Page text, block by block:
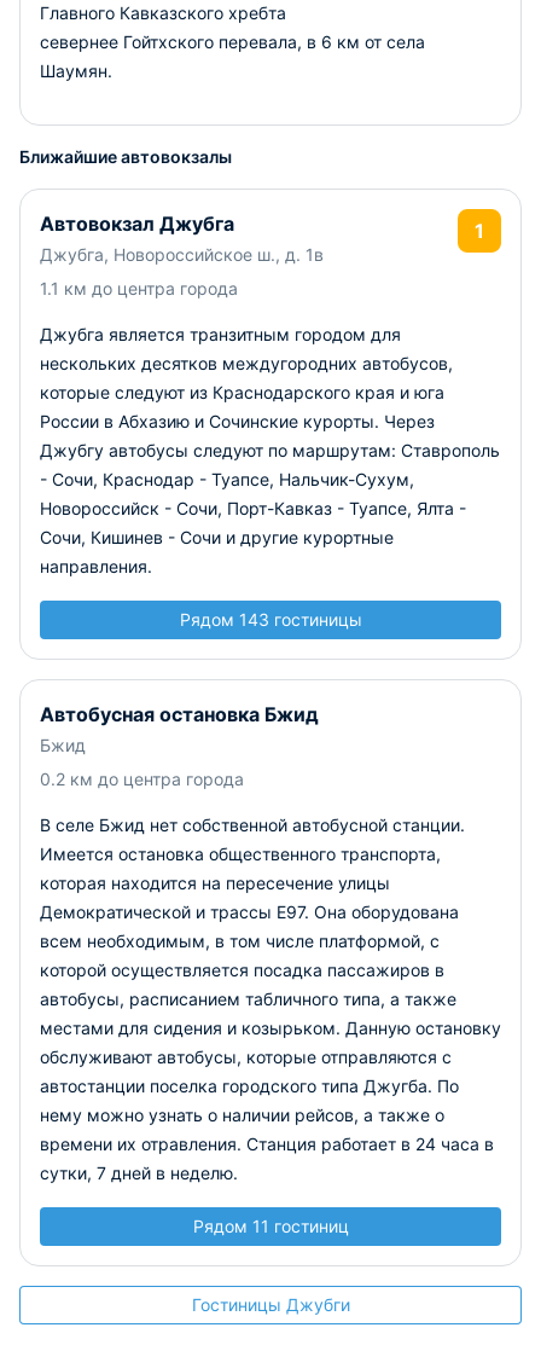
Главного Кавказского хребта
севернее Гойтхского перевала, в 6 км от села
Шаумян.
Ближайшие автовокзалы
Автовокзал Джубга
Джубга, Новороссийское ш., д. 1в
1.1 км до центра города
1
Джубга является транзитным городом для
нескольких десятков междугородних автобусов,
которые следуют из Краснодарского края и юга
России в Абхазию и Сочинские курорты. Через
Джубгу автобусы следуют по маршрутам: Ставрополь
- Сочи, Краснодар - Туапсе, Нальчик-Сухум,
Новороссийск - Сочи, Порт-Кавказ - Туапсе, Ялта -
Сочи, Кишинев - Сочи и другие курортные
направления.
Рядом 143 гостиницы
Автобусная остановка Бжид
Бжид
0.2 км до центра города
В селе Бжид нет собственной автобусной станции.
Имеется остановка общественного транспорта,
которая находится на пересечение улицы
Демократической и трассы Е97. Она оборудована
всем необходимым, в том числе платформой, с
которой осуществляется посадка пассажиров в
автобусы, расписанием табличного типа, а также
местами для сидения и козырьком. Данную остановку
обслуживают автобусы, которые отправляются с
автостанции поселка городского типа Джугба. По
нему можно узнать о наличии рейсов, а также о
времени их отравления. Станция работает в 24 часа в
сутки, 7 дней в неделю.
Рядом 11 гостиниц
Гостиницы Джубги